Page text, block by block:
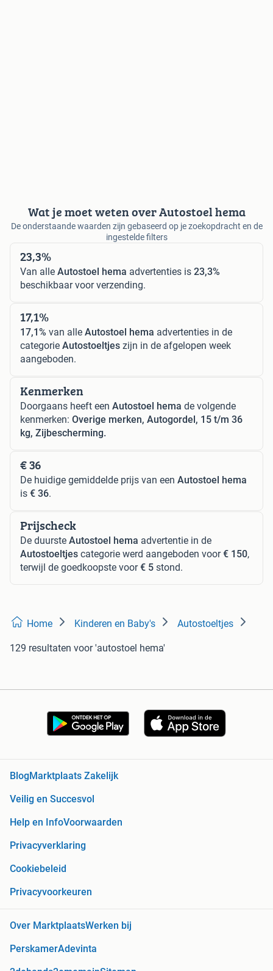
Wat je moet weten over Autostoel hema
De onderstaande waarden zijn gebaseerd op je zoekopdracht en de
ingestelde filters
23,3%
Van alle Autostoel hema advertenties is 23,3%
beschikbaar voor verzending.
17,1%
17,1% van alle Autostoel hema advertenties in de
categorie Autostoeltjes zijn in de afgelopen week
aangeboden.
Kenmerken
Doorgaans heeft een Autostoel hema de volgende
kenmerken: Overige merken, Autogordel, 15 t/m 36
kg, Zijbescherming.
€ 36
De huidige gemiddelde prijs van een Autostoel hema
is € 36.
Prijscheck
De duurste Autostoel hema advertentie in de
Autostoeltjes categorie werd aangeboden voor€ 150,
terwijl de goedkoopste voor€ 5 stond.
Home Kinderen en Baby's Autostoeltjes
129 resultaten voor 'autostoel hema'
BlogMarktplaats Zakelijk
Veilig en Succesvol
Help en InfoVoorwaarden
Privacyverklaring
Cookiebeleid
Privacyvoorkeuren
Over MarktplaatsWerken bij
PerskamerAdevinta